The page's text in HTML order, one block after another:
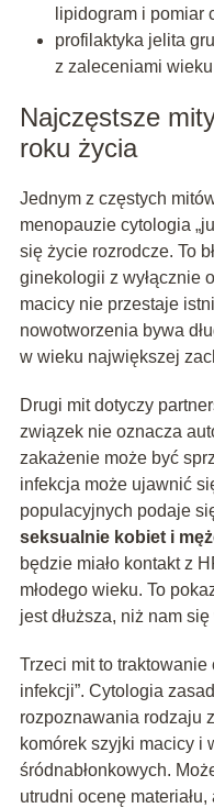
lipidogram i pomiar
profilaktyka jelita
z zaleceniami
Najczęstsze
roku życia
Jednym z częstych
menopauzie cytologia
się życie rozrodcze. To
ginekologii z wyłącznie
macicy nie przestaje
nowotworzenia bywa
w wieku największej
Drugi mit dotyczy
związek nie oznacza
zakażenie może być
infekcja może ujawnić
populacyjnych podaje
seksualnie kobiet i
będzie miało kontakt z
młodego wieku. To
jest dłuższa, niż nam
Trzeci mit to traktowanie
infekcji”. Cytologia
rozpoznawania rodzaju
komórek szyjki macicy i
śródnabłonkowych.
utrudni ocenę